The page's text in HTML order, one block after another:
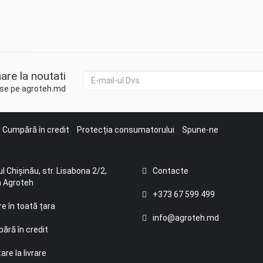
la noutati
pe agroteh.md
Cumpără în credit Protecția consumatorului Spune-ne
Chișinău, str. Lisabona 2/2,
Agroteh
în toată țara
în credit
la livrare
Contacte
+373 67 599 499
info@agroteh.md